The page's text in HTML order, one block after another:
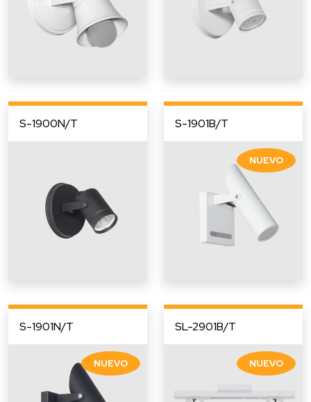
S-1900N/T S-1901B/T
S-1901N/T SL-2901B/T